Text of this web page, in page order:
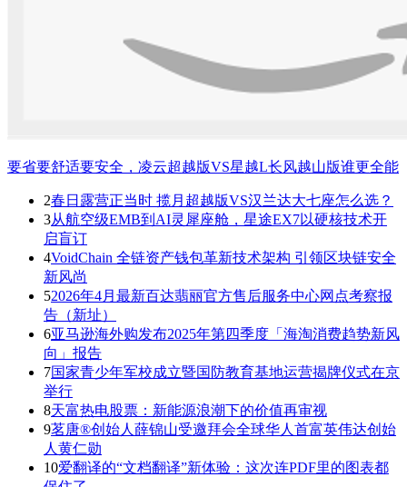
要省要舒适要安全，凌云超越版VS星越L长风越山版谁更全能
2春日露营正当时 揽月超越版VS汉兰达大七座怎么选？
3从航空级EMB到AI灵犀座舱，星途EX7以硬核技术开
启盲订
4VoidChain 全链资产钱包革新技术架构 引领区块链安全
新风尚
52026年4月最新百达翡丽官方售后服务中心网点考察报
告（新址）
6亚马逊海外购发布2025年第四季度「海淘消费趋势新风
向」报告
7国家青少年军校成立暨国防教育基地运营揭牌仪式在京
举行
8天富热电股票：新能源浪潮下的价值再审视
9茗唐®创始人薛锦山受邀拜会全球华人首富英伟达创始
人黄仁勋
10爱翻译的“文档翻译”新体验：这次连PDF里的图表都